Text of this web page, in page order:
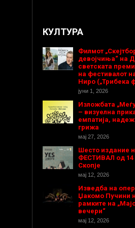
КУЛТУРА
Филмот
девојчиња“ на
светската
на фестивалот
Ниро („Трибека
јуни 1, 2026
Изложбата
– визуелна
емпатија, надеж
грижа
мај 27, 2026
Шесто издание
ФЕСТИВАЛ од 14
Скопје
мај 12, 2026
Изведба на
Џакомо Пучини
рамките на
вечери“
мај 12, 2026